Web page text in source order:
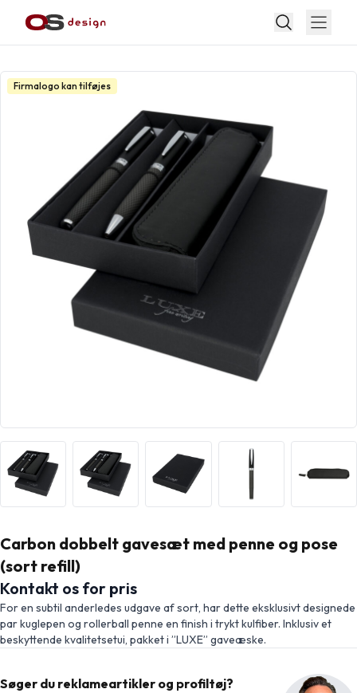
Firmalogo kan tilføjes
Carbon dobbelt gavesæt med penne og pose
(sort refill)
Kontakt os for pris
For en subtil anderledes udgave af sort, har dette eksklusivt designede
par kuglepen og rollerball penne en finish i trykt kulfiber. Inklusiv et
beskyttende kvalitetsetui, pakket i ”LUXE” gaveæske.
Søger du reklameartikler og profiltøj?